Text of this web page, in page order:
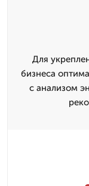
Для
бизнеса
с анализом